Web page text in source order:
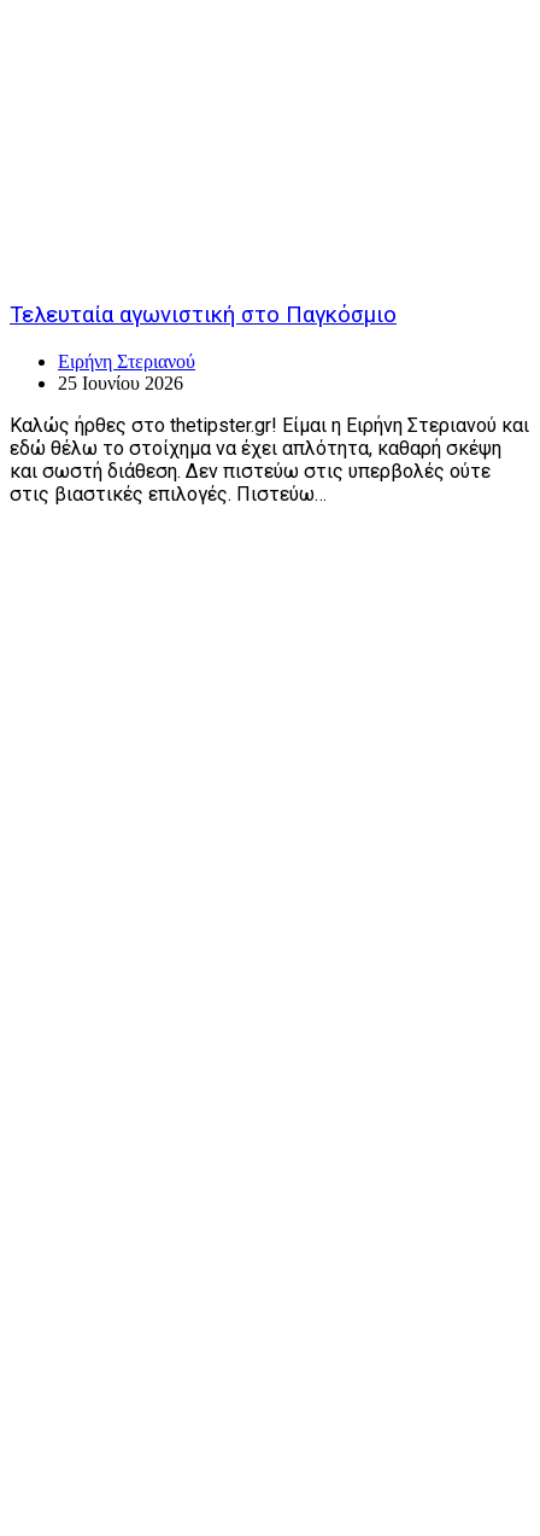
Τελευταία αγωνιστική στο Παγκόσμιο
Ειρήνη Στεριανού
25 Ιουνίου 2026
Καλώς ήρθες στο thetipster.gr! Είμαι η Ειρήνη Στεριανού και
εδώ θέλω το στοίχημα να έχει απλότητα, καθαρή σκέψη
και σωστή διάθεση. Δεν πιστεύω στις υπερβολές ούτε
στις βιαστικές επιλογές. Πιστεύω…